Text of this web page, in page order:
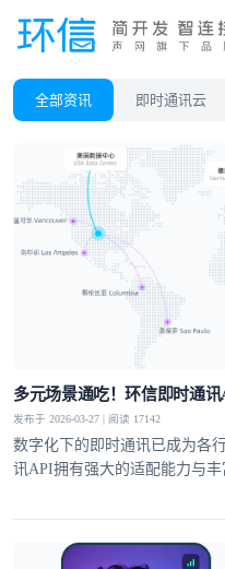
全部资讯 即时通讯云
多元场景通吃！环信即时通
发布于 2026-03-27 | 阅读 17142
数字化下的即时通讯已成为各
讯API拥有强大的适配能力与
天室、超级社区等多元沟通模
从直播弹幕到远程问诊，多方